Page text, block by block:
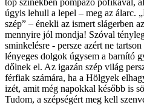
top színekben pompázó pofikával,
úgyis lehull a lepel – meg az álarc.
szép” – énekli az ismert slágerben
mennyire jól mondja! Szóval
sminkelésre - persze azért ne
lényeges dolgok úgysem a barnító
dőlnek el. Az igazán szép világ
férfiak számára, ha a Hölgyek
izét, amit még napokkal később is
Tudom, a szépségért meg kell